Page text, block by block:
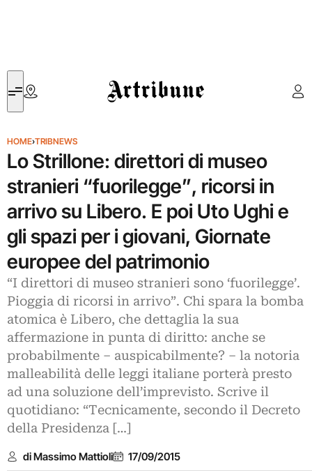
Artribune
HOME›TRIBNEWS
Lo Strillone: direttori di museo
stranieri “fuorilegge”, ricorsi in
arrivo su Libero. E poi Uto Ughi e
gli spazi per i giovani, Giornate
europee del patrimonio
“I direttori di museo stranieri sono ‘fuorilegge’.
Pioggia di ricorsi in arrivo”. Chi spara la bomba
atomica è Libero, che dettaglia la sua
affermazione in punta di diritto: anche se
probabilmente – auspicabilmente? – la notoria
malleabilità delle leggi italiane porterà presto
ad una soluzione dell’imprevisto. Scrive il
quotidiano: “Tecnicamente, secondo il Decreto
della Presidenza […]
di Massimo Mattioli 17/09/2015